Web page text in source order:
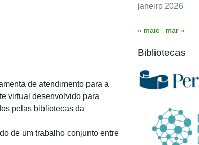
de atendimento para a
virtual desenvolvido para
pelas bibliotecas da
de um trabalho conjunto entre
janeiro 2026
« maio mar »
Bibliotecas